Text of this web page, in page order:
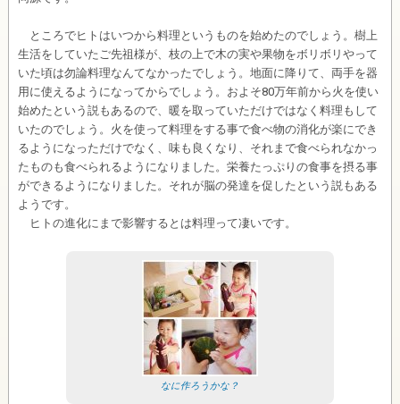
ところでヒトはいつから料理というものを始めたのでしょう。樹上
生活をしていたご先祖様が、枝の上で木の実や果物をボリボリやって
いた頃は勿論料理なんてなかったでしょう。地面に降りて、両手を器
用に使えるようになってからでしょう。およそ80万年前から火を使い
始めたという説もあるので、暖を取っていただけではなく料理もして
いたのでしょう。火を使って料理をする事で食べ物の消化が楽にでき
るようになっただけでなく、味も良くなり、それまで食べられなかっ
たものも食べられるようになりました。栄養たっぷりの食事を摂る事
ができるようになりました。それが脳の発達を促したという説もある
ようです。
ヒトの進化にまで影響するとは料理って凄いです。
なに作ろうかな？